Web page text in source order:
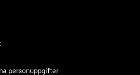
personuppgifter